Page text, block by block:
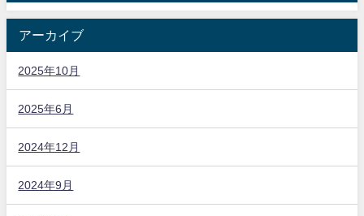
アーカイブ
2025年10月
2025年6月
2024年12月
2024年9月